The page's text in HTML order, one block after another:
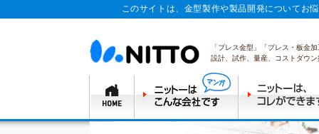
このサイトは、金型製作や製品開発についてお
「プレス金型」「プレス・板金
設計、試作、量産、コストダウ